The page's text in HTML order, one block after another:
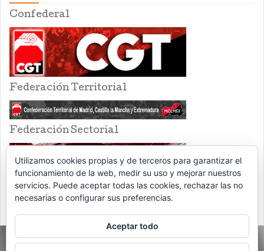
Confederal
Federación Territorial
Federación Sectorial
Utilizamos cookies propias y de terceros para garantizar el
funcionamiento de la web, medir su uso y mejorar nuestros
servicios. Puede aceptar todas las cookies, rechazar las no
necesarias o configurar sus preferencias.
Aceptar todo